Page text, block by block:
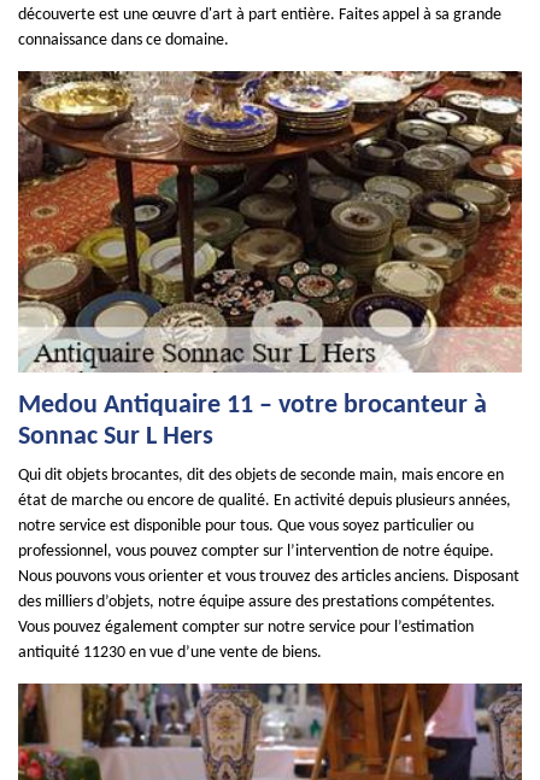
découverte est une œuvre d'art à part entière. Faites appel à sa grande
connaissance dans ce domaine.
Medou Antiquaire 11 – votre brocanteur à
Sonnac Sur L Hers
Qui dit objets brocantes, dit des objets de seconde main, mais encore en
état de marche ou encore de qualité. En activité depuis plusieurs années,
notre service est disponible pour tous. Que vous soyez particulier ou
professionnel, vous pouvez compter sur l’intervention de notre équipe.
Nous pouvons vous orienter et vous trouvez des articles anciens. Disposant
des milliers d’objets, notre équipe assure des prestations compétentes.
Vous pouvez également compter sur notre service pour l’estimation
antiquité 11230 en vue d’une vente de biens.